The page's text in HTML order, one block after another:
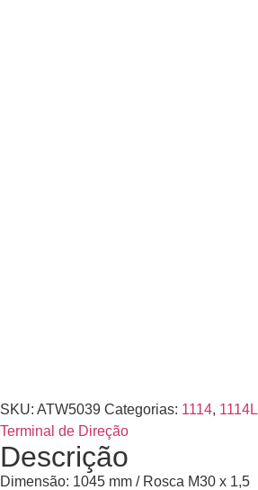
SKU: ATW5039 Categorias: 1114, 1114L
Terminal de Direção
Descrição
Dimensão: 1045 mm / Rosca M30 x 1,5